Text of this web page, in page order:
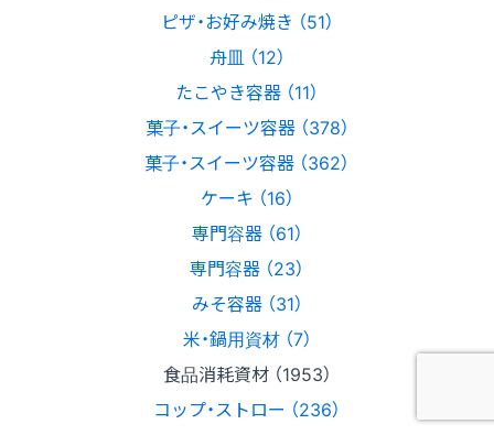
ピザ・お好み焼き （51）
舟皿 （12）
たこやき容器 （11）
菓子・スイーツ容器 （378）
菓子・スイーツ容器 （362）
ケーキ （16）
専門容器 （61）
専門容器 （23）
みそ容器 （31）
米・鍋用資材 （7）
食品消耗資材 （1953）
コップ・ストロー （236）